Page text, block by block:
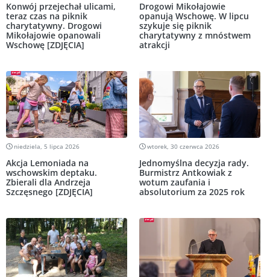
Konwój przejechał ulicami,
teraz czas na piknik
charytatywny. Drogowi
Mikołajowie opanowali
Wschowę [ZDJĘCIA]
Drogowi Mikołajowie
opanują Wschowę. W lipcu
szykuje się piknik
charytatywny z mnóstwem
atrakcji
niedziela, 5 lipca 2026
Akcja Lemoniada na
wschowskim deptaku.
Zbierali dla Andrzeja
Szczęsnego [ZDJĘCIA]
wtorek, 30 czerwca 2026
Jednomyślna decyzja rady.
Burmistrz Antkowiak z
wotum zaufania i
absolutorium za 2025 rok